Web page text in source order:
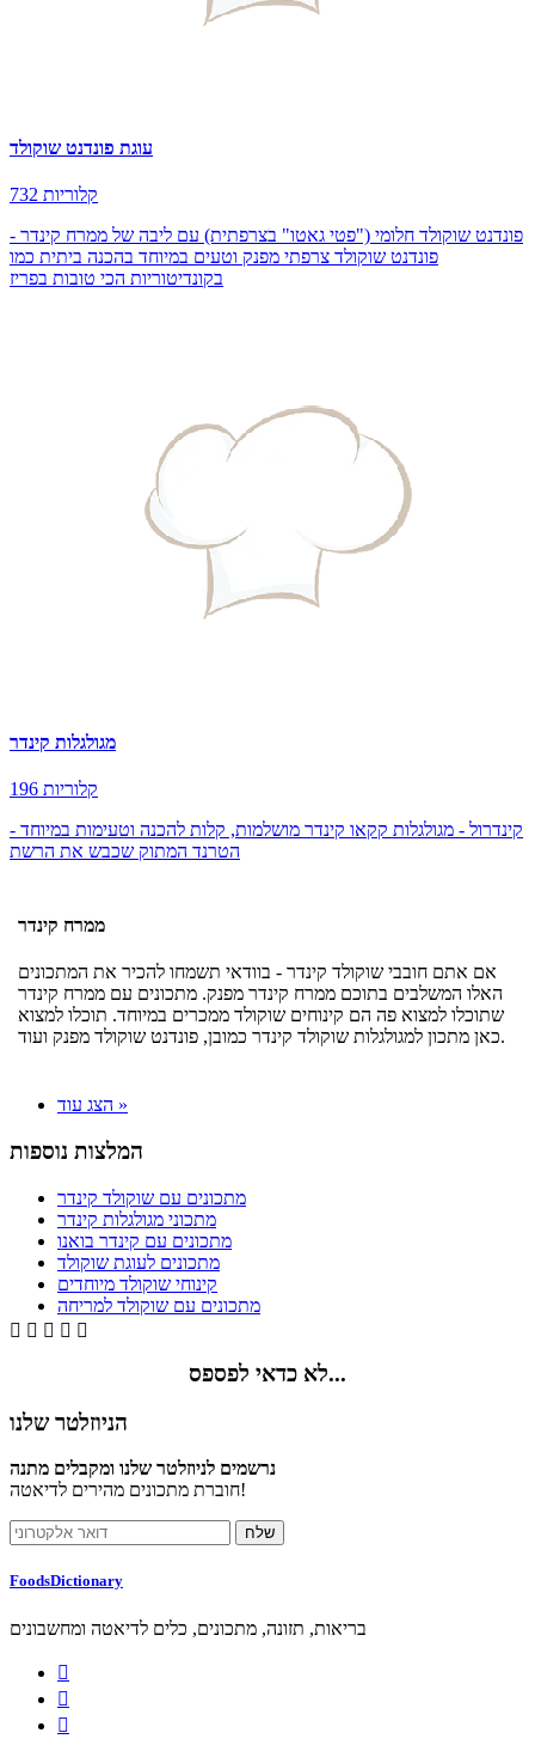
עוגת פונדנט שוקולד
732 קלוריות
פונדנט שוקולד חלומי ("פטי גאטו" בצרפתית) עם ליבה של ממרח קינדר -
פונדנט שוקולד צרפתי מפנק וטעים במיוחד בהכנה ביתית כמו
בקונדיטוריות הכי טובות בפריז
מגולגלות קינדר
196 קלוריות
קינדרול - מגולגלות קקאו קינדר מושלמות, קלות להכנה וטעימות במיוחד -
הטרנד המתוק שכבש את הרשת
ממרח קינדר
אם אתם חובבי שוקולד קינדר - בוודאי תשמחו להכיר את המתכונים
האלו המשלבים בתוכם ממרח קינדר מפנק. מתכונים עם ממרח קינדר
שתוכלו למצוא פה הם קינוחים שוקולד ממכרים במיוחד. תוכלו למצוא
כאן מתכון למגולגלות שוקולד קינדר כמובן, פונדנט שוקולד מפנק ועוד.
הצג עוד »
המלצות נוספות
מתכונים עם שוקולד קינדר
מתכוני מגולגלות קינדר
מתכונים עם קינדר בואנו
מתכונים לעוגת שוקולד
קינוחי שוקולד מיוחדים
מתכונים עם שוקולד למריחה
    
לא כדאי לפספס...
הניוזלטר שלנו
נרשמים לניוזלטר שלנו ומקבלים מתנה
חוברת מתכונים מהירים לדיאטה!
FoodsDictionary
בריאות, תזונה, מתכונים, כלים לדיאטה ומחשבונים


